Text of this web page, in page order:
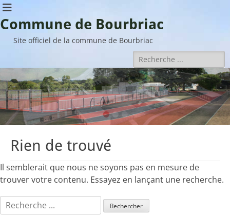
Commune de Bourbriac
Site officiel de la commune de Bourbriac
Rechercher :
•••
Rien de trouvé
Il semblerait que nous ne soyons pas en mesure de
trouver votre contenu. Essayez en lançant une recherche.
Rechercher :